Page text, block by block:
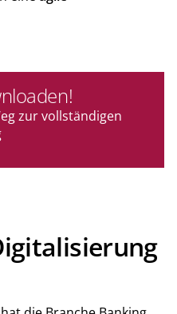
zur vollständigen